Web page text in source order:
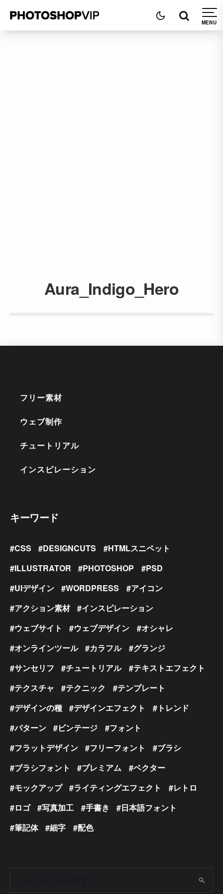
Aura_Indigo_Hero
フリー素材
ウェブ制作
チュートリアル
インスピレーション
キーワード
CSS DESIGNCUTS
HTMLスニペット
ILLUSTRATOR
PHOTOSHOP
PSD
UIデザイン
WORDPRESS
アイコン
アクション素材
インスピレーション
ウェブサイト
ウェブデザイン
オシャレ
オンラインツール
カラフル
グランジ
サンセリフ
チュートリアル
テキストエフェクト
テクスチャ
テクニック
テンプレート
デザインの種
デザインエフェクト
トレンド
パターン
ビンテージ
フォント
フラットデザイン
フリーフォント
ブラシ
ブラシフォント
プレミアム
ベクター
モックアップ
ライティングエフェクト
レトロ
ロゴ
写真加工 手書き
日本語フォント
筆記体
細字 配色